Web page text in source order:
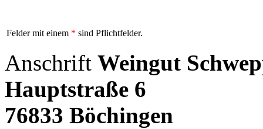
Felder mit einem * sind Pflichtfelder.
Anschrift Weingut
Hauptstraße 6
76833 Böchingen